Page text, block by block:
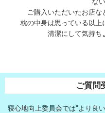
ご購入いただいたお店な
枕の中身は思っている以上
清潔にして気持ち
ご質問
寝心地向上委員会では“より良